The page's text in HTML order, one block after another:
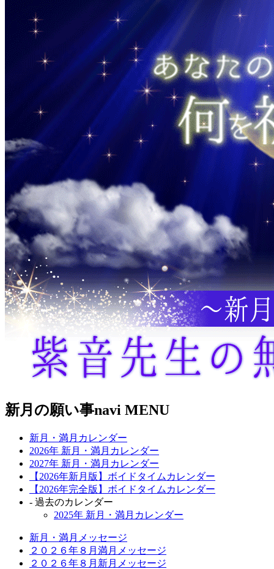
新月の願い事navi MENU
新月・満月カレンダー
2026年 新月・満月カレンダー
2027年 新月・満月カレンダー
【2026年新月版】ボイドタイムカレンダー
【2026年完全版】ボイドタイムカレンダー
- 過去のカレンダー
2025年 新月・満月カレンダー
新月・満月メッセージ
２０２６年８月満月メッセージ
２０２６年８月新月メッセージ